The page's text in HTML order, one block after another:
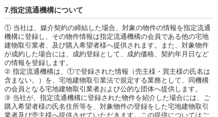
7.指定流通機構について
① 当社は、媒介契約の締結した場合、対象の物件の情報を指定流通
機構に登録し、その物件情報は指定流通機構の会員である他の宅地
建物取引業者、及び購入希望者様へ提供されます。また、対象物件
が成約した場合には、成約登録として、成約価格、契約年月日など
の情報を登録します。
② 指定流通機構は、①で登録された情報（売主様・買主様の氏名は
含まない。）を、宅地建物取引業法で規定する業務として、同機構
の会員となる宅地建物取引業者および公的な団体へ提供します。
③ 当社が、指定流通機構に登録された物件を紹介した場合には、ご
購入希望者様の氏名住所等を、対象物件の登録をした宅地建物取引
業者及び売主様へ提供させていただきます。この提供についてはご